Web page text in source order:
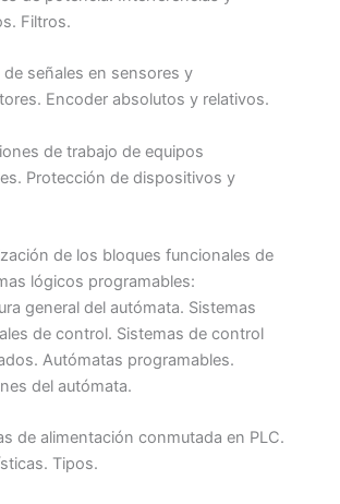
Filtros.
de señales en sensores y
Encoder absolutos y relativos.
de trabajo de equipos
Protección de dispositivos y
de los bloques funcionales de
lógicos programables:
general del autómata. Sistemas
de control. Sistemas de control
Autómatas programables.
del autómata.
de alimentación conmutada en PLC.
Tipos.